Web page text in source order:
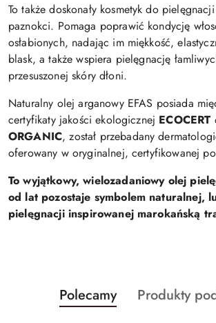
To także doskonały kosmetyk do
paznokci. Pomaga poprawić kondycję
osłabionych, nadając im miękkość,
blask, a także wspiera pielęgnację
przesuszonej skóry dłoni.
Naturalny olej arganowy EFAS posiada
certyfikaty jakości ekologicznej ECOCERT
ORGANIC, został przebadany
oferowany w oryginalnej, certyfikowanej
To wyjątkowy, wielozadaniowy olej
od lat pozostaje symbolem naturalnej,
pielęgnacji inspirowanej marokańską
Pomiń karuzelę produktów
Produkty
o
Polecamy
Produkty
Produkty